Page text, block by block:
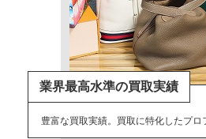
業界最高水準の買取実績
豊富な買取実績。買取に特化したプロ